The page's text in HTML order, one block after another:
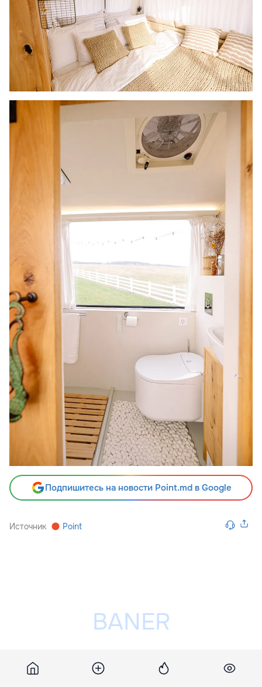
Подпишитесь на новости Point.md в Google
Источник Point